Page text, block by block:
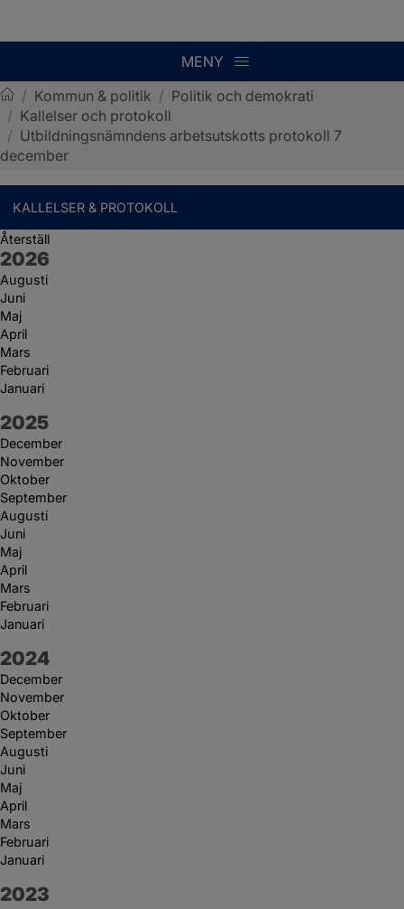
MENY
Sotenäs kommun
/ Kommun & politik / Politik och demokrati
/ Kallelser och protokoll
/ Utbildningsnämndens arbetsutskotts protokoll 7
december
KALLELSER & PROTOKOLL
Återställ
År:
2026
Augusti
Juni
Maj
April
Mars
Februari
Januari
År:
2025
December
November
Oktober
September
Augusti
Juni
Maj
April
Mars
Februari
Januari
År:
2024
December
November
Oktober
September
Augusti
Juni
Maj
April
Mars
Februari
Januari
År:
2023